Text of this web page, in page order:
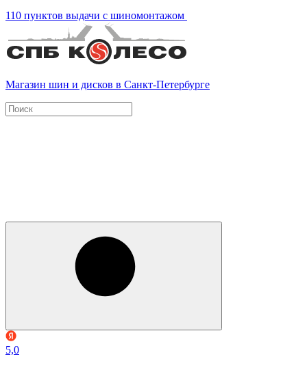
110 пунктов выдачи с шиномонтажом
Магазин шин и дисков в Санкт-Петербурге
5,0